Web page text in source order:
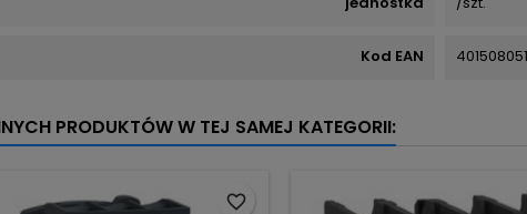
Kod EAN
PRODUKTÓW W TEJ SAMEJ KATEGORII:
favorite_border